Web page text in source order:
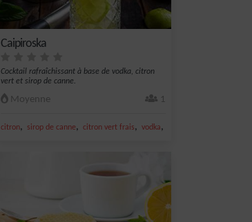
citron jaune
Caipiroska
Cocktail rafraîchissant à base de vodka, citron
vert et sirop de canne.
Moyenne 1
citron, sirop de canne, citron vert frais, vodka,